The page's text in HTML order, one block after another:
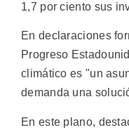
1,7 por ciento sus
En declaraciones
Progreso
climático es "un
demanda una
En este plano,